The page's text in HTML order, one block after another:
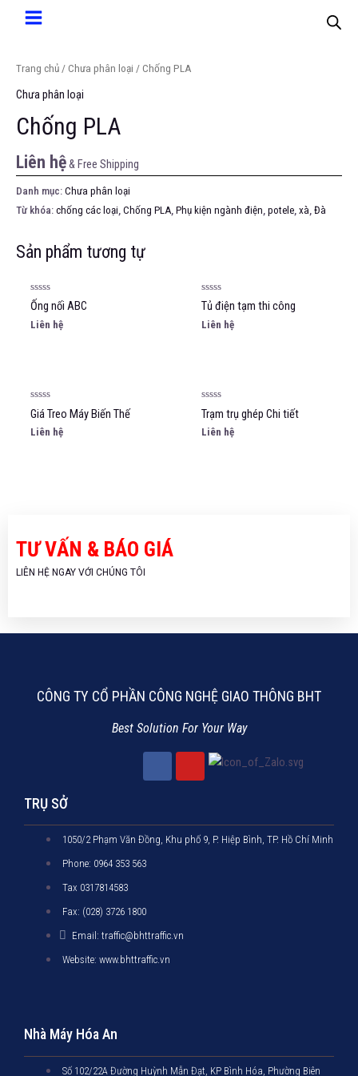
Trang chủ / Chưa phân loại / Chống PLA
Chưa phân loại
Chống PLA
Liên hệ& Free Shipping
Danh mục: Chưa phân loại
Từ khóa: chống các loại Chống PLA Phụ kiện ngành điện potele xà Đà
Sản phẩm tương tự
Được
xếp
hạng
0
Ống nối ABC
Liên hệ
Được
xếp
hạng
0
Tủ điện tạm thi công
Liên hệ
Được
xếp
hạng
0
Giá Treo Máy Biến Thế
Liên hệ
Được
xếp
hạng
0
Trạm trụ ghép Chi tiết
Liên hệ
TƯ VẤN & BÁO GIÁ
LIÊN HỆ NGAY VỚI CHÚNG TÔI
CÔNG TY CỔ PHẦN CÔNG NGHỆ GIAO THÔNG BHT
Best Solution For Your Way
TRỤ SỞ
1050/2 Phạm Văn Đồng, Khu phố 9, P. Hiệp Bình, TP. Hồ Chí Minh
Phone: 0964 353 563
Tax 0317814583
Fax: (028) 3726 1800
Email: traffic@bhttraffic.vn
Website: www.bhttraffic.vn
Nhà Máy Hóa An
Số 102/22A Đường Huỳnh Mẫn Đạt, KP Bình Hóa, Phường Biên